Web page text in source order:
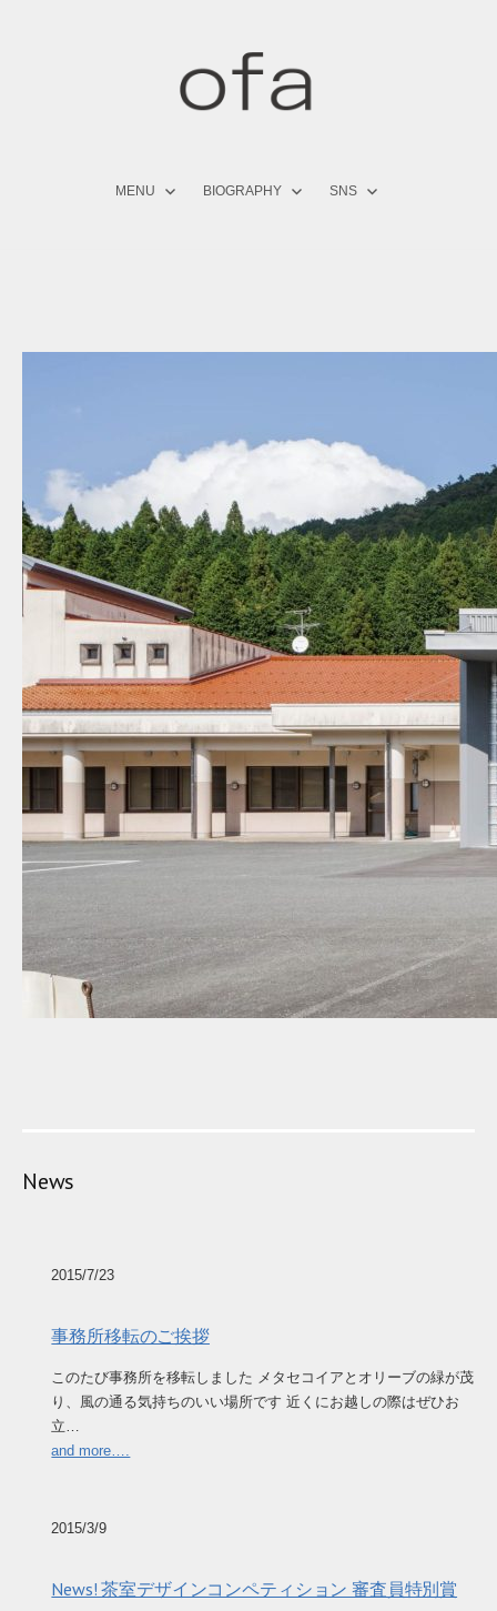
MENU BIOGRAPHY SNS
News
2015/7/23
事務所移転のご挨拶
このたび事務所を移転しました メタセコイアとオリーブの緑が茂
り、風の通る気持ちのいい場所です 近くにお越しの際はぜひお
立…
and more….
2015/3/9
News! 茶室デザインコンペティション 審査員特別賞